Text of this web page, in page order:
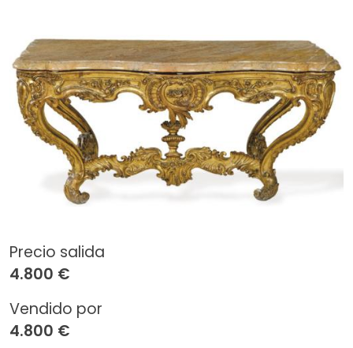
Precio salida
4.800 €
Vendido por
4.800 €